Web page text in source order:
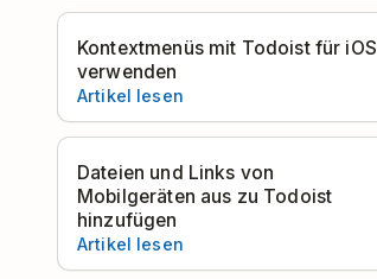
Kontextmenüs mit Todoist für iOS
verwenden
Artikel lesen
Dateien und Links von
Mobilgeräten aus zu Todoist
hinzufügen
Artikel lesen